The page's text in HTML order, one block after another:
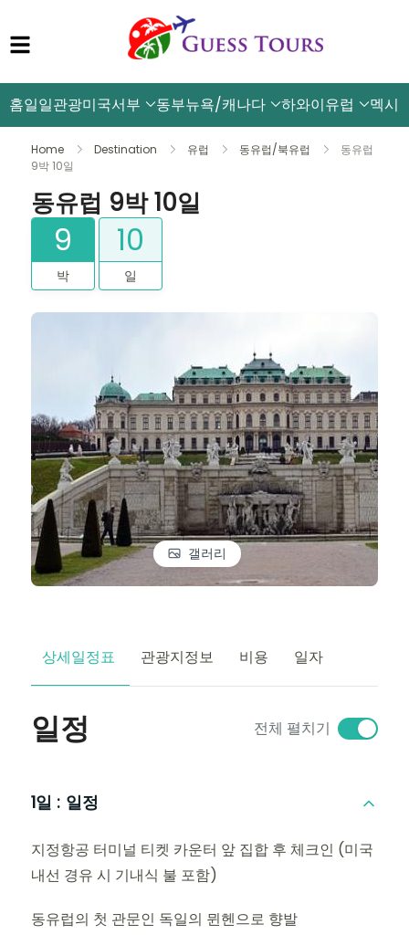
홈일일관광미국서부 동부뉴욕/캐나다 하와이유럽 멕시
Home Destination 유럽 동유럽/북유럽
동유럽
9박 10일
동유럽 9박 10일
9
박
10
일
갤러리
상세일정표 관광지정보 비용 일자
일정 전체 펼치기
1일 : 일정
지정항공 터미널 티켓 카운터 앞 집합 후 체크인 (미국
내선 경유 시 기내식 불 포함)
동유럽의 첫 관문인 독일의 뮌헨으로 향발